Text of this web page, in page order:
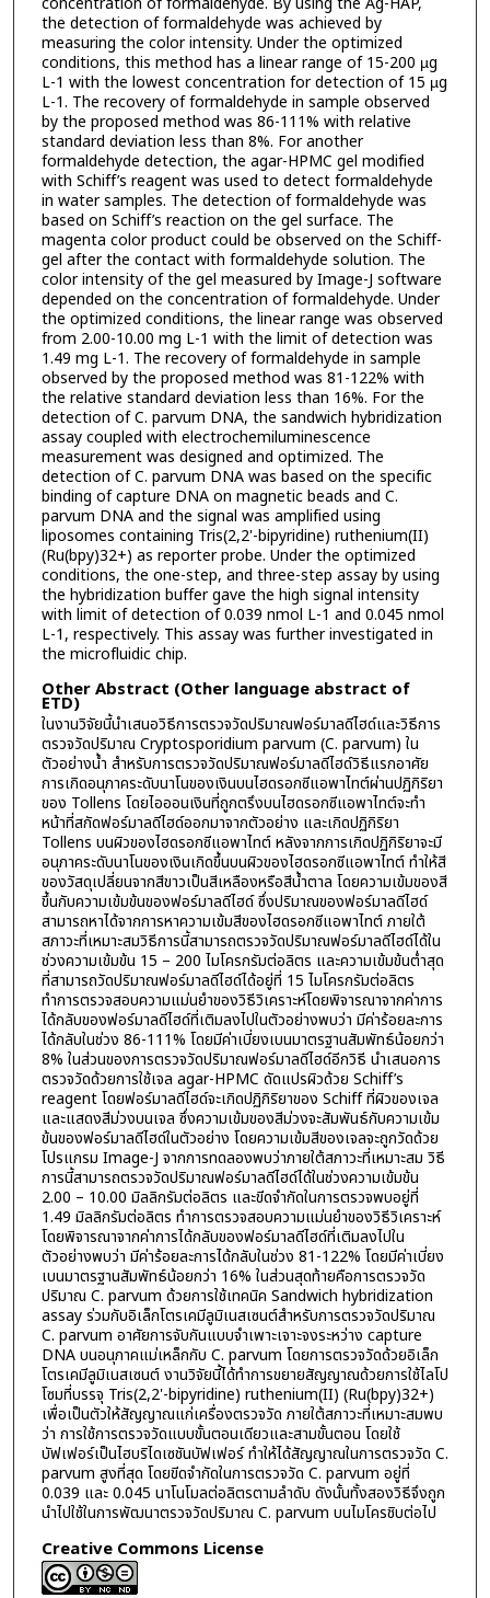
the detection of formaldehyde was achieved by
measuring the color intensity. Under the optimized
conditions, this method has a linear range of 15-200 µg
L-1 with the lowest concentration for detection of 15 µg
L-1. The recovery of formaldehyde in sample observed
by the proposed method was 86-111% with relative
standard deviation less than 8%. For another
formaldehyde detection, the agar-HPMC gel modified
with Schiff’s reagent was used to detect formaldehyde
in water samples. The detection of formaldehyde was
based on Schiff’s reaction on the gel surface. The
magenta color product could be observed on the Schiff-
gel after the contact with formaldehyde solution. The
color intensity of the gel measured by Image-J software
depended on the concentration of formaldehyde. Under
the optimized conditions, the linear range was observed
from 2.00-10.00 mg L-1 with the limit of detection was
1.49 mg L-1. The recovery of formaldehyde in sample
observed by the proposed method was 81-122% with
the relative standard deviation less than 16%. For the
detection of C. parvum DNA, the sandwich hybridization
assay coupled with electrochemiluminescence
measurement was designed and optimized. The
detection of C. parvum DNA was based on the specific
binding of capture DNA on magnetic beads and C.
parvum DNA and the signal was amplified using
liposomes containing Tris(2,2'-bipyridine) ruthenium(II)
(Ru(bpy)32+) as reporter probe. Under the optimized
conditions, the one-step, and three-step assay by using
the hybridization buffer gave the high signal intensity
with limit of detection of 0.039 nmol L-1 and 0.045 nmol
L-1, respectively. This assay was further investigated in
the microfluidic chip.
Other Abstract (Other language abstract of
ETD)
ในงานวิจัยนี้นำเสนอวิธีการตรวจวัดปริมาณฟอร์มาลดีไฮด์และวิธีการ
ตรวจวัดปริมาณ Cryptosporidium parvum (C. parvum) ใน
ตัวอย่างน้ำ สำหรับการตรวจวัดปริมาณฟอร์มาลดีไฮด์วิธีแรกอาศัย
การเกิดอนุภาคระดับนาโนของเงินบนไฮดรอกซีแอพาไทต์ผ่านปฏิกิริยา
ของ Tollens โดยไอออนเงินที่ถูกตรึงบนไฮดรอกซีแอพาไทต์จะทำ
หน้าที่สกัดฟอร์มาลดีไฮด์ออกมาจากตัวอย่าง และเกิดปฏิกิริยา
Tollens บนผิวของไฮดรอกซีแอพาไทต์ หลังจากการเกิดปฏิกิริยาจะมี
อนุภาคระดับนาโนของเงินเกิดขึ้นบนผิวของไฮดรอกซีแอพาไทต์ ทำให้สี
ของวัสดุเปลี่ยนจากสีขาวเป็นสีเหลืองหรือสีน้ำตาล โดยความเข้มของสี
ขึ้นกับความเข้มข้นของฟอร์มาลดีไฮด์ ซึ่งปริมาณของฟอร์มาลดีไฮด์
สามารถหาได้จากการหาความเข้มสีของไฮดรอกซีแอพาไทต์ ภายใต้
สภาวะที่เหมาะสมวิธีการนี้สามารถตรวจวัดปริมาณฟอร์มาลดีไฮด์ได้ใน
ช่วงความเข้มข้น 15 – 200 ไมโครกรัมต่อลิตร และความเข้มข้นต่ำสุด
ที่สามารถวัดปริมาณฟอร์มาลดีไฮด์ได้อยู่ที่ 15 ไมโครกรัมต่อลิตร
ทำการตรวจสอบความแม่นยำของวิธีวิเคราะห์โดยพิจารณาจากค่าการ
ได้กลับของฟอร์มาลดีไฮด์ที่เติมลงไปในตัวอย่างพบว่า มีค่าร้อยละการ
ได้กลับในช่วง 86-111% โดยมีค่าเบี่ยงเบนมาตรฐานสัมพัทธ์น้อยกว่า
8% ในส่วนของการตรวจวัดปริมาณฟอร์มาลดีไฮด์อีกวิธี นำเสนอการ
ตรวจวัดด้วยการใช้เจล agar-HPMC ดัดแปรผิวด้วย Schiff’s
reagent โดยฟอร์มาลดีไฮด์จะเกิดปฏิกิริยาของ Schiff ที่ผิวของเจล
และแสดงสีม่วงบนเจล ซึ่งความเข้มของสีม่วงจะสัมพันธ์กับความเข้ม
ข้นของฟอร์มาลดีไฮด์ในตัวอย่าง โดยความเข้มสีของเจลจะถูกวัดด้วย
โปรแกรม Image-J จากการทดลองพบว่าภายใต้สภาวะที่เหมาะสม วิธี
การนี้สามารถตรวจวัดปริมาณฟอร์มาลดีไฮด์ได้ในช่วงความเข้มข้น
2.00 – 10.00 มิลลิกรัมต่อลิตร และขีดจำกัดในการตรวจพบอยู่ที่
1.49 มิลลิกรัมต่อลิตร ทำการตรวจสอบความแม่นยำของวิธีวิเคราะห์
โดยพิจารณาจากค่าการได้กลับของฟอร์มาลดีไฮด์ที่เติมลงไปใน
ตัวอย่างพบว่า มีค่าร้อยละการได้กลับในช่วง 81-122% โดยมีค่าเบี่ยง
เบนมาตรฐานสัมพัทธ์น้อยกว่า 16% ในส่วนสุดท้ายคือการตรวจวัด
ปริมาณ C. parvum ด้วยการใช้เทคนิค Sandwich hybridization
assay ร่วมกับอิเล็กโตรเคมีลูมิเนสเซนต์สำหรับการตรวจวัดปริมาณ
C. parvum อาศัยการจับกันแบบจำเพาะเจาะจงระหว่าง capture
DNA บนอนุภาคแม่เหล็กกับ C. parvum โดยการตรวจวัดด้วยอิเล็ก
โตรเคมีลูมิเนสเซนต์ งานวิจัยนี้ได้ทำการขยายสัญญาณด้วยการใช้ไลโป
โซมที่บรรจุ Tris(2,2'-bipyridine) ruthenium(II) (Ru(bpy)32+)
เพื่อเป็นตัวให้สัญญาณแก่เครื่องตรวจวัด ภายใต้สภาวะที่เหมาะสมพบ
ว่า การใช้การตรวจวัดแบบขั้นตอนเดียวและสามขั้นตอน โดยใช้
บัฟเฟอร์เป็นไฮบริไดเซชันบัฟเฟอร์ ทำให้ได้สัญญาณในการตรวจวัด C.
parvum สูงที่สุด โดยขีดจำกัดในการตรวจวัด C. parvum อยู่ที่
0.039 และ 0.045 นาโนโมลต่อลิตรตามลำดับ ดังนั้นทั้งสองวิธีจึงถูก
นำไปใช้ในการพัฒนาตรวจวัดปริมาณ C. parvum บนไมโครชิบต่อไป
Creative Commons License